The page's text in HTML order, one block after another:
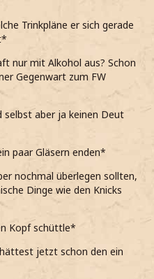
Trinkpläne er sich gerade
nur mit Alkohol aus? Schon
Gegenwart zum FW
selbst aber ja keinen Deut
paar Gläsern enden*
nochmal überlegen sollten,
Dinge wie den Knicks
Kopf schüttle*
jetzt schon den ein